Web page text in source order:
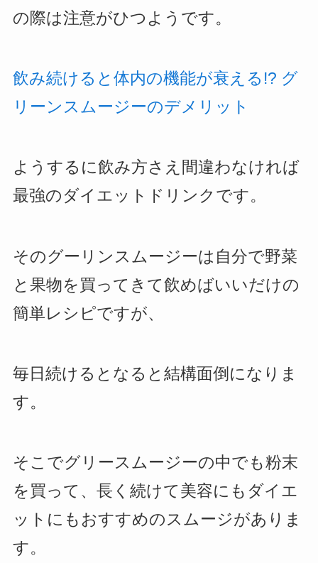
の際は注意がひつようです。
飲み続けると体内の機能が衰える!? グ
リーンスムージーのデメリット
ようするに飲み方さえ間違わなければ
最強のダイエットドリンクです。
そのグーリンスムージーは自分で野菜
と果物を買ってきて飲めばいいだけの
簡単レシピですが、
毎日続けるとなると結構面倒になりま
す。
そこでグリースムージーの中でも粉末
を買って、長く続けて美容にもダイエ
ットにもおすすめのスムージがありま
す。